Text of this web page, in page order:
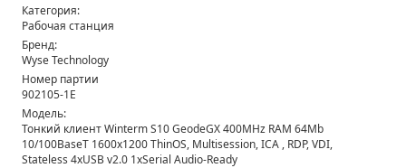
Категория:
Рабочая станция
Бренд:
Wyse Technology
Номер партии
902105-1E
Модель:
Тонкий клиент Winterm S10 GeodeGX 400MHz RAM 64Mb
10/100BaseT 1600x1200 ThinOS, Multisession, ICA , RDP, VDI,
Stateless 4xUSB v2.0 1xSerial Audio-Ready